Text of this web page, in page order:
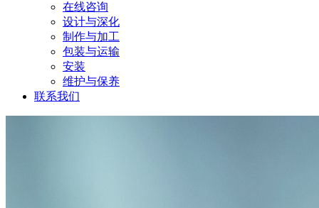
在线咨询
设计与深化
制作与加工
包装与运输
安装
维护与保养
联系我们